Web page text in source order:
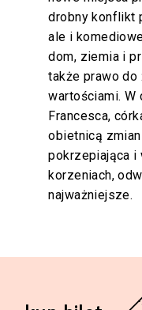
drobny konflikt
ale i
dom, ziemia i
także prawo
wartościami. W
Francesca,
obietnicą
pokrzepiająca i
korzeniach,
najważniejsze.